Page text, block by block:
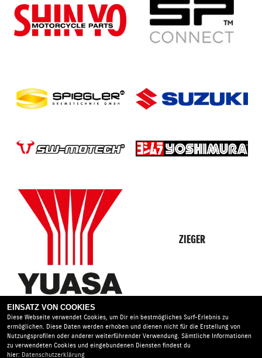
ZIEGER
EINSATZ VON COOKIES
Diese Webseite verwendet Cookies, um Dir ein bestmögliches Surf-Erlebnis zu
ermöglichen. Diese Daten werden erhoben und dienen nicht für die Erstellung von
Nutzungsprofilen oder anderer weiterführender Verwendung. Sämtliche Informationen
zu verwendeten Cookies und eingebundenen Diensten findest du
hier: Datenschutzerklärung